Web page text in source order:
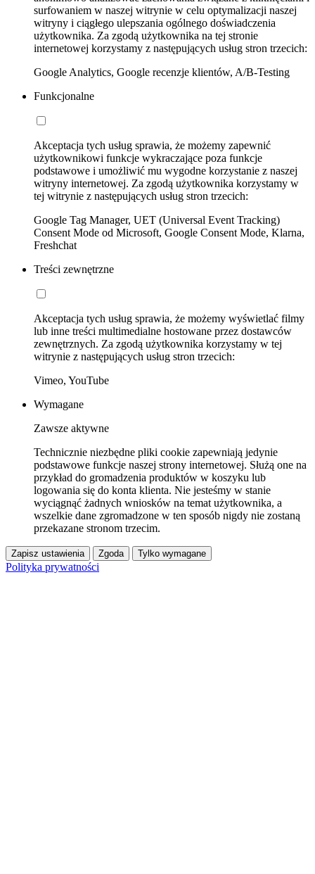
surfowaniem w naszej witrynie w celu optymalizacji naszej
witryny i ciągłego ulepszania ogólnego doświadczenia
użytkownika. Za zgodą użytkownika na tej stronie
internetowej korzystamy z następujących usług stron trzecich:
Google Analytics, Google recenzje klientów, A/B-Testing
Funkcjonalne
Akceptacja tych usług sprawia, że możemy zapewnić
użytkownikowi funkcje wykraczające poza funkcje
podstawowe i umożliwić mu wygodne korzystanie z naszej
witryny internetowej. Za zgodą użytkownika korzystamy w
tej witrynie z następujących usług stron trzecich:
Google Tag Manager, UET (Universal Event Tracking)
Consent Mode od Microsoft, Google Consent Mode, Klarna,
Freshchat
Treści zewnętrzne
Akceptacja tych usług sprawia, że możemy wyświetlać filmy
lub inne treści multimedialne hostowane przez dostawców
zewnętrznych. Za zgodą użytkownika korzystamy w tej
witrynie z następujących usług stron trzecich:
Vimeo, YouTube
Wymagane
Zawsze aktywne
Technicznie niezbędne pliki cookie zapewniają jedynie
podstawowe funkcje naszej strony internetowej. Służą one na
przykład do gromadzenia produktów w koszyku lub
logowania się do konta klienta. Nie jesteśmy w stanie
wyciągnąć żadnych wniosków na temat użytkownika, a
wszelkie dane zgromadzone w ten sposób nigdy nie zostaną
przekazane stronom trzecim.
Zapisz ustawienia Zgoda Tylko wymagane
Polityka prywatności